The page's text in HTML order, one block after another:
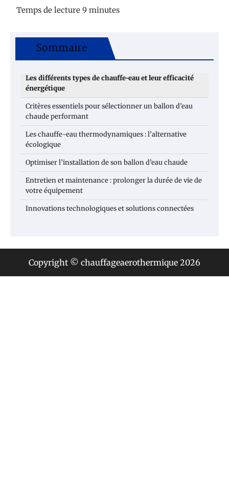
Sommaire
Les différents types de chauffe-eau et leur efficacité
énergétique
Critères essentiels pour sélectionner un ballon d’eau
chaude performant
Les chauffe-eau thermodynamiques : l’alternative
écologique
Optimiser l’installation de son ballon d’eau chaude
Entretien et maintenance : prolonger la durée de vie de
votre équipement
Innovations technologiques et solutions connectées
Copyright © chauffageaerothermique 2026